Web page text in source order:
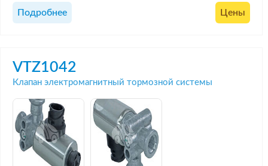
Подробнее Цены
VTZ1042
Клапан электромагнитный тормозной системы